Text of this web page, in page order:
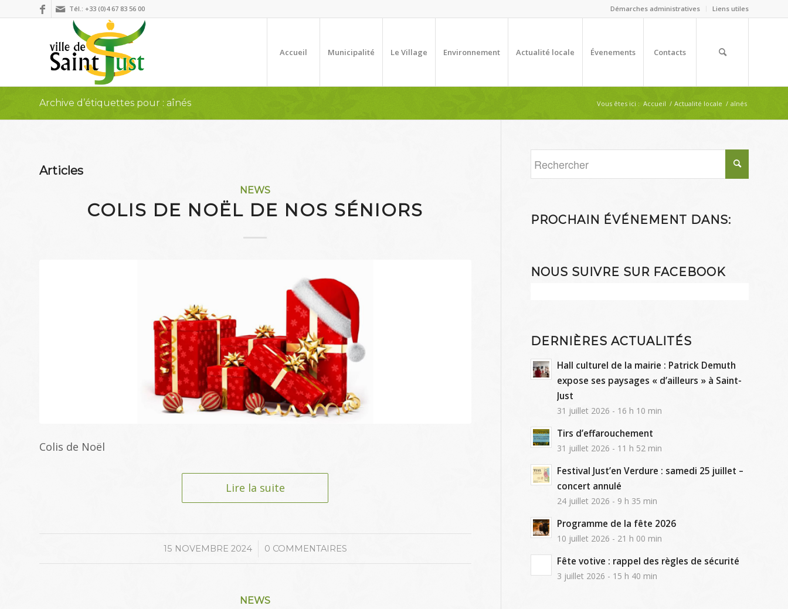
Démarches administratives Liens utiles
Tél.: +33 (0)4 67 83 56 00
Accueil Municipalité Le Village Environnement Actualité locale Évenements Contacts
Archive d’étiquettes pour : aînés Vous êtes ici : Accueil / Actualité locale / aînés
Articles
NEWS
COLIS DE NOËL DE NOS SÉNIORS
Colis de Noël
Lire la suite
15 NOVEMBRE 2024
/ 0 COMMENTAIRES
NEWS
PROCHAIN ÉVÉNEMENT DANS:
NOUS SUIVRE SUR FACEBOOK
DERNIÈRES ACTUALITÉS
Hall culturel de la mairie : Patrick Demuth
expose ses paysages « d’ailleurs » à Saint-
Just
31 juillet 2026 - 16 h 10 min
Tirs d’effarouchement
31 juillet 2026 - 11 h 52 min
Festival Just’en Verdure : samedi 25 juillet –
concert annulé
24 juillet 2026 - 9 h 35 min
Programme de la fête 2026
10 juillet 2026 - 21 h 00 min
Fête votive : rappel des règles de sécurité
3 juillet 2026 - 15 h 40 min